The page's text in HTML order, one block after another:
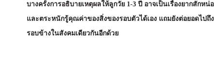
บางครั้งการอธิบายเหตุผลให้ลูกวัย 1-3 ปี อาจเป็นเรื่องยากสักห
และตระหนักรู้คุณค่าของสิ่งของรอบตัวได้เอง แถมยังต่อยอดไป
รอบข้างในสังคมเดียวกันอีกด้วย